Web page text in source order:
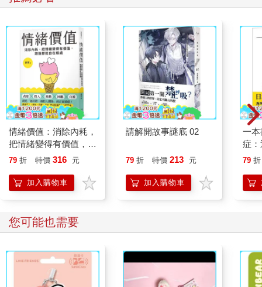
情緒價值：消除內耗，
把情緒變得有價值，跟
誰都能自在相處
79 折 特價 316 元
加入購物車
請解開故事謎底 02
79 折 特價 213 元
加入購物車
一
症
開
的
79 折
您可能也需要